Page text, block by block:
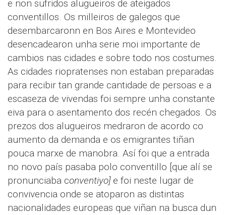
e non sufridos alugueiros de ateigados
conventillos. Os milleiros de galegos que
desembarcaronn en Bos Aires e Montevideo
desencadearon unha serie moi importante de
cambios nas cidades e sobre todo nos costumes.
As cidades riopratenses non estaban preparadas
para recibir tan grande cantidade de persoas e a
escaseza de vivendas foi sempre unha constante
eiva para o asentamento dos recén chegados. Os
prezos dos alugueiros medraron de acordo co
aumento da demanda e os emigrantes tiñan
pouca marxe de manobra. Así foi que a entrada
no novo país pasaba polo conventillo [que alí se
pronunciaba conventiyo]e foi neste lugar de
convivencia onde se atoparon as distintas
nacionalidades europeas que viñan na busca dun